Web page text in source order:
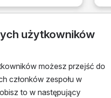
użytkowników
możesz przejść do
członków zespołu w
to w następujący